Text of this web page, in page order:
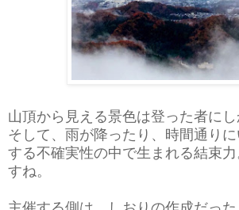
山頂から見える景色は登った者にし
そして、雨が降ったり、時間通り
する不確実性の中で生まれる結束力
すね。